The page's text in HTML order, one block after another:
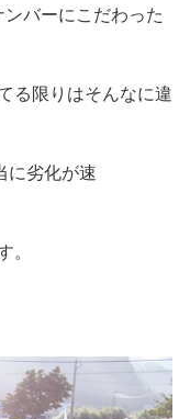
バーにこだわった
る限りはそんなに違
に劣化が速